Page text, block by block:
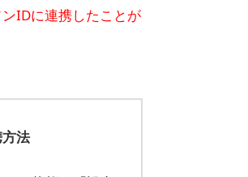
IDに連携したことが
法